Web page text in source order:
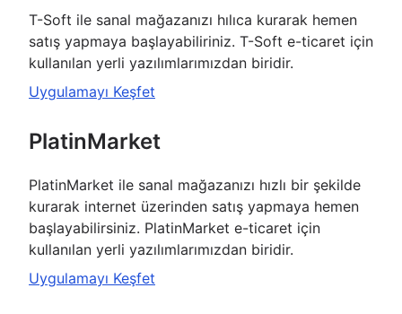
T-Soft ile sanal mağazanızı hılıca kurarak hemen
satış yapmaya başlayabiliriniz. T-Soft e-ticaret için
kullanılan yerli yazılımlarımızdan biridir.
Uygulamayı Keşfet
PlatinMarket
PlatinMarket ile sanal mağazanızı hızlı bir şekilde
kurarak internet üzerinden satış yapmaya hemen
başlayabilirsiniz. PlatinMarket e-ticaret için
kullanılan yerli yazılımlarımızdan biridir.
Uygulamayı Keşfet